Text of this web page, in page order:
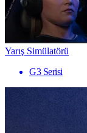
Yarış Simülatörü
G3 Serisi